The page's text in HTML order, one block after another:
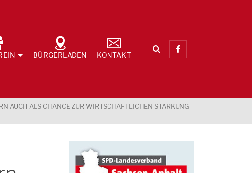
BÜRGERLADEN KONTAKT
AUCH ALS CHANCE ZUR WIRTSCHAFTLICHEN STÄRKUNG